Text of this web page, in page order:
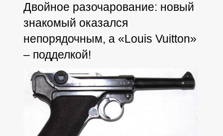
Двойное разочарование: новый
знакомый оказался
непорядочным, а «Louis Vuitton»
– подделкой!